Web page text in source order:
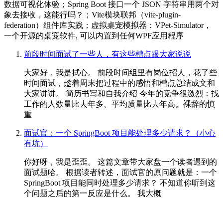
数据可视化体验；Spring Boot 接口一个 JSON 字符串用两个对
象去接收，这能行吗？；Vite模块联邦（vite-plugin-
federation）组件库实践；虚拟桌宠模拟器：VPet-Simulator，
一个开源的桌宠软件, 可以内置到任何WPF应用程序
前段时间面试了一些人，有这些槽点跟大家说说
大家好，我是拭心。 前段时间组里有岗位招人，花了些
时间面试，趁着周末把过程中的感悟和槽点总结成文和
大家讲讲。 简历书写和自我介绍 今年的竞争很激烈：找
工作的人数量比去年多、平均质量比去年高。裸辞的慎
重
面试官：一个 SpringBoot 项目能处理多少请求？（小心
有坑）
你好呀，我是歪歪。 这篇文章带大家盘一个读者遇到的
面试题哈。 根据读者转述，面试官的原问题就是：一个
SpringBoot 项目能同时处理多少请求？ 不知道你听到这
个问题之后的第一反应是什么。 我大概